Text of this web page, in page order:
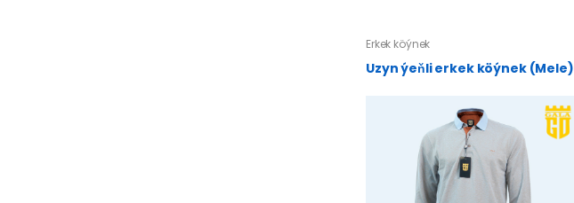
Erkek köýnek
Uzyn ýeňli erkek köýnek (Mele)